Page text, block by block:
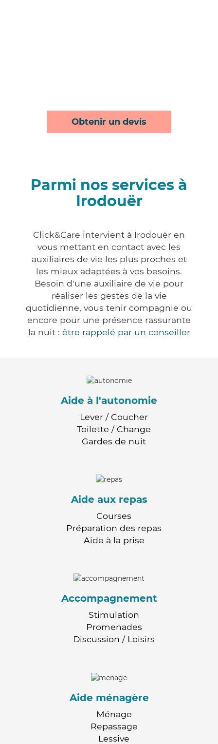
Obtenir un devis
Parmi nos services à
Irodouër
Click&Care intervient à Irodouër en
vous mettant en contact avec les
auxiliaires de vie les plus proches et
les mieux adaptées à vos besoins.
Besoin d'une auxiliaire de vie pour
réaliser les gestes de la vie
quotidienne, vous tenir compagnie ou
encore pour une présence rassurante
la nuit : être rappelé par un conseiller
Aide à l'autonomie
Lever / Coucher
Toilette / Change
Gardes de nuit
Aide aux repas
Courses
Préparation des repas
Aide à la prise
Accompagnement
Stimulation
Promenades
Discussion / Loisirs
Aide ménagère
Ménage
Repassage
Lessive